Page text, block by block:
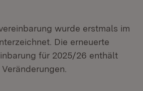
wurde erstmals im
Die erneuerte
für 2025/26 enthält